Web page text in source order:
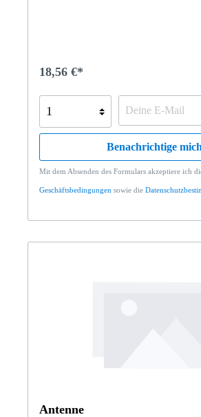
18,56 €*
Benachrichtige mich
Mit dem Absenden des Formulars akzeptiere ich
Geschäftsbedingungen sowie die
Antenne